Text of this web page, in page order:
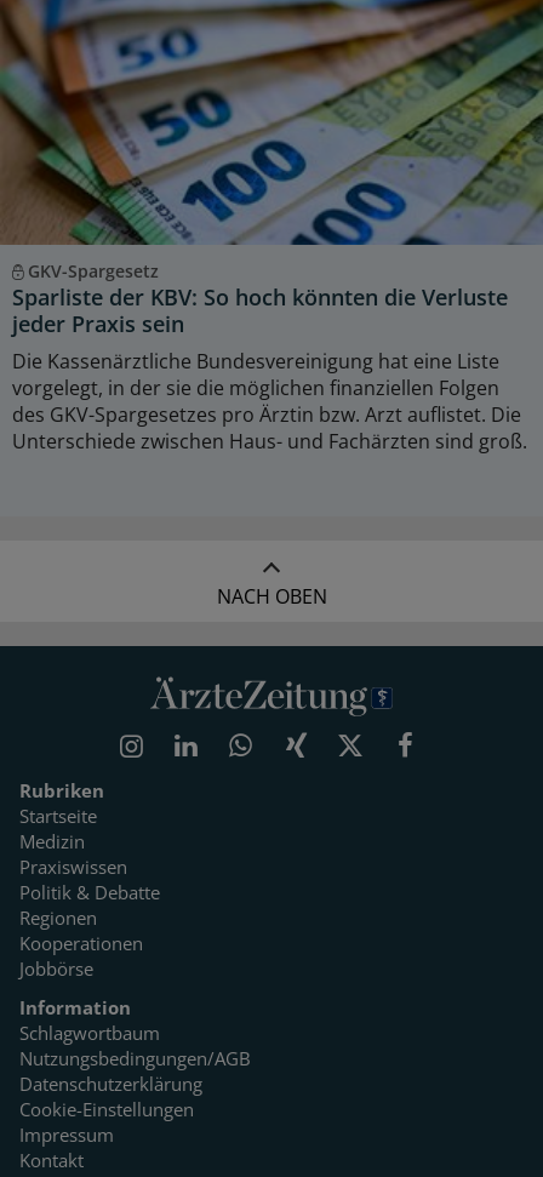
GKV-Spargesetz
Sparliste der KBV: So hoch könnten die Verluste
jeder Praxis sein
Die Kassenärztliche Bundesvereinigung hat eine Liste
vorgelegt, in der sie die möglichen finanziellen Folgen
des GKV-Spargesetzes pro Ärztin bzw. Arzt auflistet. Die
Unterschiede zwischen Haus- und Fachärzten sind groß.
NACH OBEN
Rubriken
Startseite
Medizin
Praxiswissen
Politik & Debatte
Regionen
Kooperationen
Jobbörse
Information
Schlagwortbaum
Nutzungsbedingungen/AGB
Datenschutzerklärung
Cookie-Einstellungen
Impressum
Kontakt